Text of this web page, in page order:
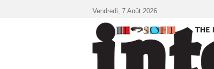
Vendredi, 7 Août 2026